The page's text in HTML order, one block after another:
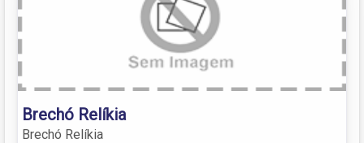
Brechó Relíkia
Brechó Relíkia